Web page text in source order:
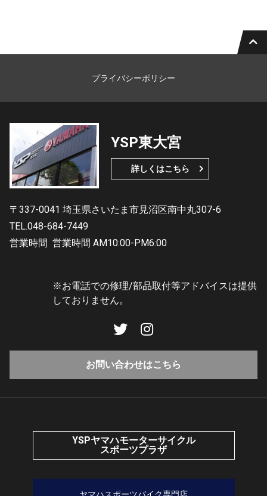
プライバシーポリシー
YSP東大宮
詳しくはこちら
〒337-0041 埼玉県さいたま市見沼区南中丸307-6
TEL.048-684-7449
営業時間 営業時間 AM10:00-PM6:00
※お電話での修理/部品取付等アドバイスは提供
しておりません。
お問い合わせはこちら
YSPヤマハモーターサイクル
スポーツプラザ